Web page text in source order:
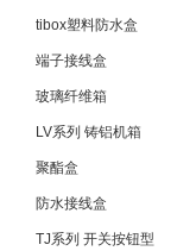
tibox塑料防水盒
端子接线盒
玻璃纤维箱
LV系列 铸铝机箱
聚酯盒
防水接线盒
TJ系列 开关按钮型